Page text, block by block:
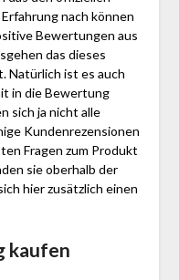
nach können
Bewertungen aus
das dieses
Natürlich ist es auch
in die Bewertung
sich ja nicht alle
Kundenrezensionen
Fragen zum Produkt
sie oberhalb der
hier zusätzlich einen
kaufen